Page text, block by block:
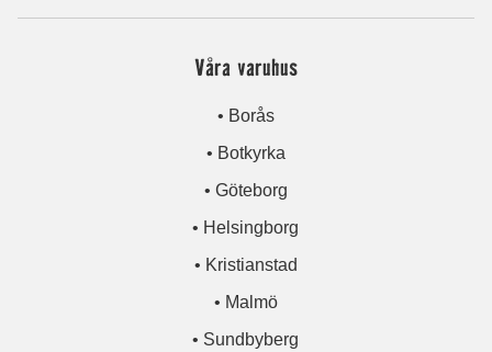
Våra varuhus
• Borås
• Botkyrka
• Göteborg
• Helsingborg
• Kristianstad
• Malmö
• Sundbyberg